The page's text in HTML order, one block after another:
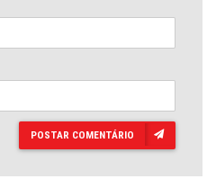
POSTAR COMENTÁRIO